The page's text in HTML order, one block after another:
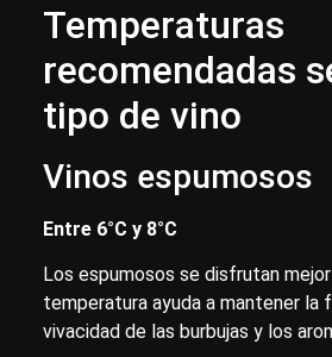
Temperaturas
recomendadas
tipo de vino
Vinos espumosos
Entre 6°C y 8°C
Los espumosos se disfrutan
temperatura ayuda a mantener la
vivacidad de las burbujas y los